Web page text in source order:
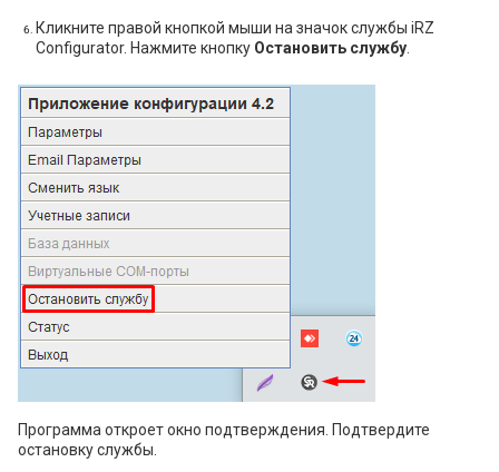
Кликните правой кнопкой мыши на значок службы iRZ
Configurator. Нажмите кнопку Остановить службу
Программа откроет окно подтверждения. Подтвердите
остановку службы.